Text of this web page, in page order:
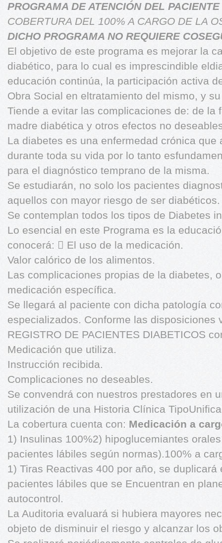
PROGRAMA DE ATENCIÓN DEL
COBERTURA DEL 100% A CARGO DE LA
DICHO PROGRAMA NO REQUIERE
El objetivo de este programa es mejorar la
diabético, para lo cual es imprescindible
educación continúa, la participación activa
Obra Social en eltratamiento del mismo, y
Tiende a evitar las complicaciones de: de la
madre diabética y otros efectos no
La diabetes es una enfermedad crónica que
durante toda su vida por lo tanto
para el diagnóstico temprano de la misma.
Se estudiarán, no solo los pacientes
aquellos con mayor riesgo de ser diabéticos.
Se contemplan todos los tipos de Diabetes
Lo esencial en este Programa es la
conocerá:  El uso de la medicación.
Valor calórico de los alimentos.
Las complicaciones propias de la diabetes,
medicación específica.
Se llegará al paciente con dicha patología
especializados. Conforme las disposiciones
REGISTRO DE PACIENTES DIABETICOS
Medicación que utiliza.
Instrucción recibida.
Complicaciones no deseables.
Se convendrá con nuestros prestadores en
utilización de una Historia Clínica
La cobertura cuenta con: Medicación a
1) Insulinas 100%2) hipoglucemiantes
pacientes lábiles según normas).100% a
1) Tiras Reactivas 400 por año, se
pacientes lábiles que se Encuentran en
autocontrol.
La Auditoria evaluará si hubiera mayores
objeto de disminuir el riesgo y alcanzar los